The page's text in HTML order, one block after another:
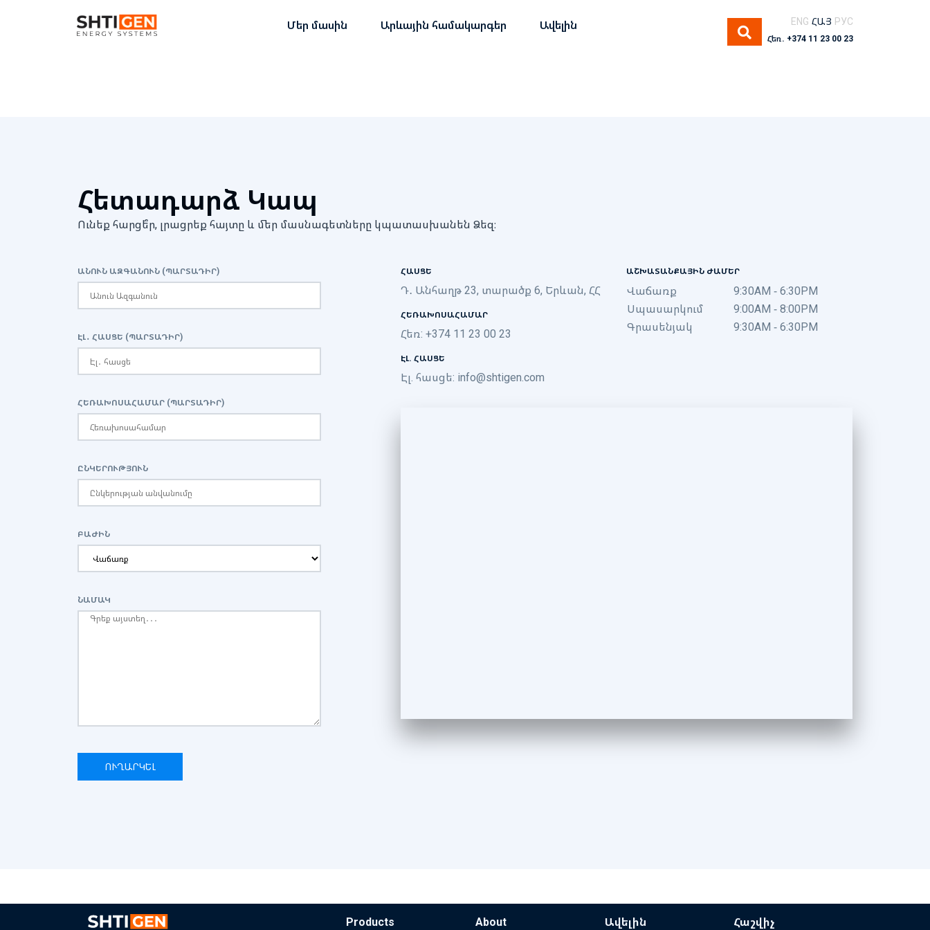
Մեր մասին Արևային համակարգեր Ավելին ENG ՀԱՅ РУС
Հեռ. +374 11 23 00 23
Հետադարձ Կապ
Ունեք հարցե՞ր, լրացրեք հայտը և մեր մասնագետները կպատասխանեն Ձեզ։
ԱՆՈՒՆ ԱԶԳԱՆՈՒՆ (ՊԱՐՏԱԴԻՐ)
ԷԼ․ ՀԱՍՑԵ (ՊԱՐՏԱԴԻՐ)
ՀԵՌԱԽՈՍԱՀԱՄԱՐ (ՊԱՐՏԱԴԻՐ)
ԸՆԿԵՐՈՒԹՅՈՒՆ
ԲԱԺԻՆ
ՆԱՄԱԿ
ՀԱՍՑԵ
Դ․ Անհաղթ 23, տարածք 6, Երևան, ՀՀ
ՀԵՌԱԽՈՍԱՀԱՄԱՐ
Հեռ: +374 11 23 00 23
ԷԼ. ՀԱՍՑԵ
Էլ. հասցե: info@shtigen.com
ԱՇԽԱՏԱՆՔԱՅԻՆ ԺԱՄԵՐ
Վաճառք
9:30AM - 6:30PM
Սպասարկում
9:00AM - 8:00PM
Գրասենյակ
9:30AM - 6:30PM
Products About Ավելին Հաշվիչ